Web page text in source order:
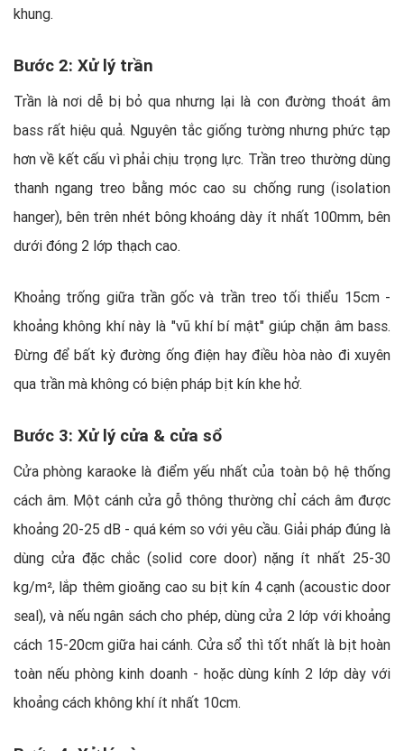
khung.
Bước 2: Xử lý trần
Trần là nơi dễ bị bỏ qua nhưng lại là con đường thoát âm
bass rất hiệu quả. Nguyên tắc giống tường nhưng phức tạp
hơn về kết cấu vì phải chịu trọng lực. Trần treo thường dùng
thanh ngang treo bằng móc cao su chống rung (isolation
hanger), bên trên nhét bông khoáng dày ít nhất 100mm, bên
dưới đóng 2 lớp thạch cao.
Khoảng trống giữa trần gốc và trần treo tối thiểu 15cm -
khoảng không khí này là "vũ khí bí mật" giúp chặn âm bass.
Đừng để bất kỳ đường ống điện hay điều hòa nào đi xuyên
qua trần mà không có biện pháp bịt kín khe hở.
Bước 3: Xử lý cửa & cửa sổ
Cửa phòng karaoke là điểm yếu nhất của toàn bộ hệ thống
cách âm. Một cánh cửa gỗ thông thường chỉ cách âm được
khoảng 20-25 dB - quá kém so với yêu cầu. Giải pháp đúng là
dùng cửa đặc chắc (solid core door) nặng ít nhất 25-30
kg/m², lắp thêm gioăng cao su bịt kín 4 cạnh (acoustic door
seal), và nếu ngân sách cho phép, dùng cửa 2 lớp với khoảng
cách 15-20cm giữa hai cánh. Cửa sổ thì tốt nhất là bịt hoàn
toàn nếu phòng kinh doanh - hoặc dùng kính 2 lớp dày với
khoảng cách không khí ít nhất 10cm.